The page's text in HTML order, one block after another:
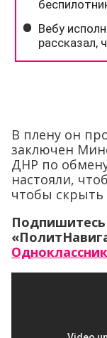
В плену он
заключен
ДНР по
настояли,
чтобы
Подпишитесь